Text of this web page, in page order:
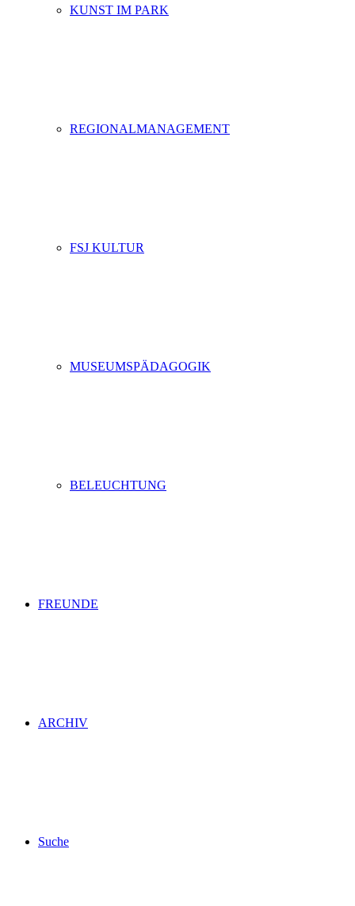
KUNST IM PARK
REGIONALMANAGEMENT
FSJ KULTUR
MUSEUMSPÄDAGOGIK
BELEUCHTUNG
FREUNDE
ARCHIV
Suche